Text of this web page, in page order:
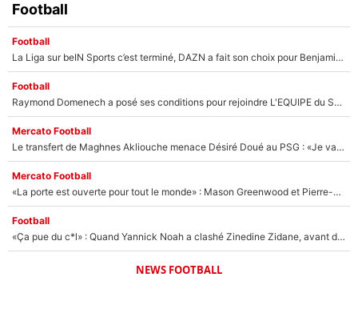
Football
Football
La Liga sur beIN Sports c’est terminé, DAZN a fait son choix pour Benjamin Da Silva et Omar Da Fonseca !
Football
Raymond Domenech a posé ses conditions pour rejoindre L'EQUIPE du Soir : Il refuse de faire l'émission avec un autre chroniqueur !
Mercato Football
Le transfert de Maghnes Akliouche menace Désiré Doué au PSG : «Je valide à 200%»
Mercato Football
«La porte est ouverte pour tout le monde» : Mason Greenwood et Pierre-Emerick Aubameyang ont quitté l'OM, Amine Gouiri balance sur la suite du mercato et sur la réaction du vestiaire !
Football
«Ça pue du c*l» : Quand Yannick Noah a clashé Zinedine Zidane, avant de se faire recadrer par le nouveau sélectionneur de l'équipe de France !
NEWS FOOTBALL